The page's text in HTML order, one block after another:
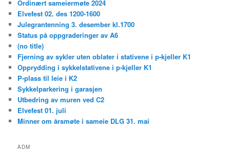
Ordinært sameiermøte 2024
Elvefest 02. des 1200-1600
Julegrantenning 3. desember kl.1700
Status på oppgraderinger av A6
(no title)
Fjerning av sykler uten oblater i stativene i p-kjeller K1
Opprydding i sykkelstativene i p-kjeller K1
P-plass til leie i K2
Sykkelparkering i garasjen
Utbedring av muren ved C2
Elvefest 01. juli
Minner om årsmøte i sameie DLG 31. mai
ADM